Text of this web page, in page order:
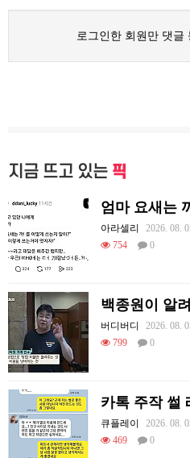
로그인한 회원만 댓글
지금 뜨고 있는 픽
아라셀리
2026. 08.
754
0
버디버디
2026. 08.
799
0
카톡 주작 썰
큐플레이
2026. 08.
469
0